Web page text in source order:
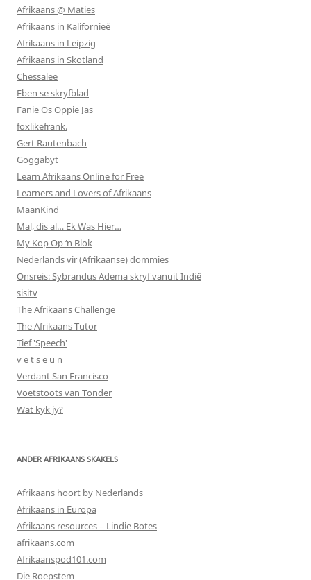
Afrikaans @ Maties
Afrikaans in Kalifornieë
Afrikaans in Leipzig
Afrikaans in Skotland
Chessalee
Eben se skryfblad
Fanie Os Oppie Jas
foxlikefrank.
Gert Rautenbach
Goggabyt
Learn Afrikaans Online for Free
Learners and Lovers of Afrikaans
MaanKind
Mal, dis al… Ek Was Hier…
My Kop Op ‘n Blok
Nederlands vir (Afrikaanse) dommies
Onsreis: Sybrandus Adema skryf vanuit Indië
sisitv
The Afrikaans Challenge
The Afrikaans Tutor
Tief 'Speech'
v e t s e u n
Verdant San Francisco
Voetstoots van Tonder
Wat kyk jy?
ANDER AFRIKAANS SKAKELS
Afrikaans hoort by Nederlands
Afrikaans in Europa
Afrikaans resources – Lindie Botes
afrikaans.com
Afrikaanspod101.com
Die Roepstem